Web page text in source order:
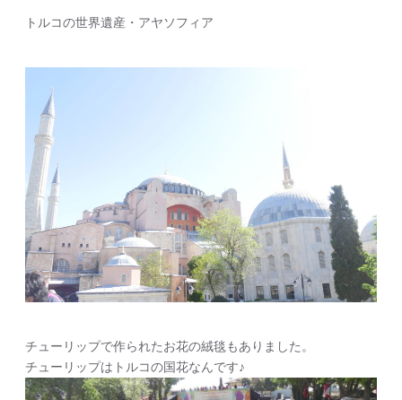
トルコの世界遺産・アヤソフィア
チューリップで作られたお花の絨毯もありました。
チューリップはトルコの国花なんです♪